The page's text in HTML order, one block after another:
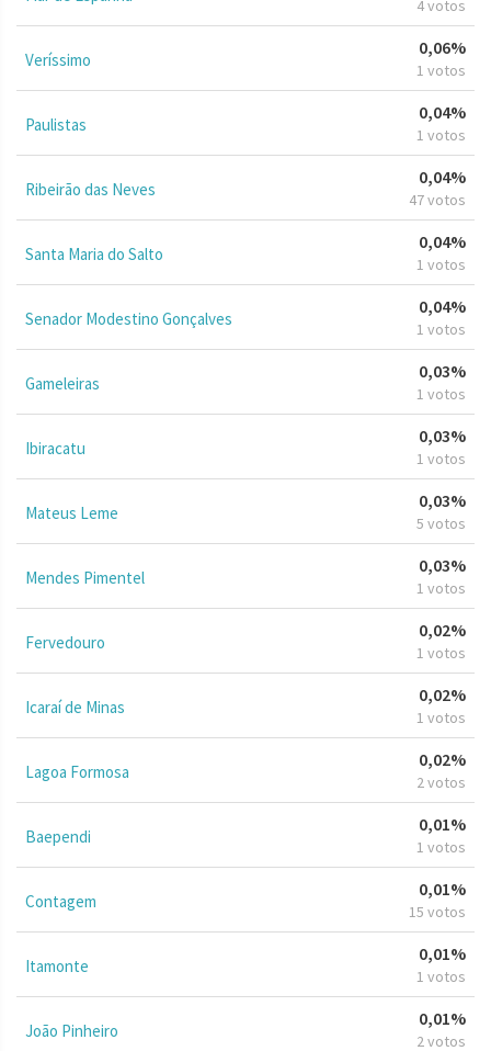
4 votos
Veríssimo
0,06%
1 votos
Paulistas
0,04%
1 votos
Ribeirão das Neves
0,04%
47 votos
Santa Maria do Salto
0,04%
1 votos
Senador Modestino Gonçalves
0,04%
1 votos
Gameleiras
0,03%
1 votos
Ibiracatu
0,03%
1 votos
Mateus Leme
0,03%
5 votos
Mendes Pimentel
0,03%
1 votos
Fervedouro
0,02%
1 votos
Icaraí de Minas
0,02%
1 votos
Lagoa Formosa
0,02%
2 votos
Baependi
0,01%
1 votos
Contagem
0,01%
15 votos
Itamonte
0,01%
1 votos
João Pinheiro
0,01%
2 votos